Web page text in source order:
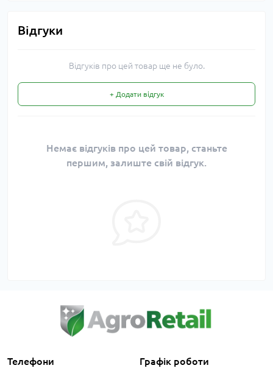
Відгуки
Відгуків про цей товар ще не було.
+ Додати відгук
Немає відгуків про цей товар, станьте
першим, залиште свій відгук.
Телефони Графік роботи